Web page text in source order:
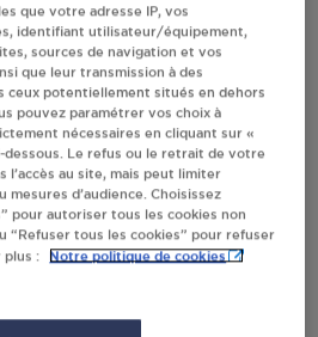
LE TÉLÉPHONE
DU REVENDEUR
», j’autorise le traitement
IP) et leur transfert hors UE
la carte.
En savoir plus
que votre adresse IP, vos
identifiant utilisateur/équipement,
sources de navigation et vos
que leur transmission à des
ceux potentiellement situés en dehors
pouvez paramétrer vos choix à
nécessaires en cliquant sur «
dessous. Le refus ou le retrait de votre
l’accès au site, mais peut limiter
d’audience. Choisissez
pour autoriser tous les cookies non
“Refuser tous les cookies” pour refuser
plus :
Notre politique de cookies